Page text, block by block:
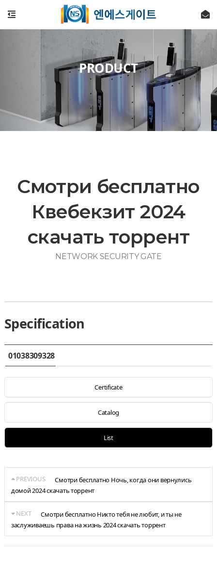
PRODUCT
Смотри бесплатно
Квебекзит 2024
скачать торрент
NETWORK SECURITY GATE
Specification
01038309328
Certificate
Catalog
List
PREVIOUS
Смотри бесплатно Ночь, когда они вернулись
домой 2024 скачать торрент
NEXT
Смотри бесплатно Никто тебя не любит, и ты не
заслуживаешь права на жизнь 2024 скачать торрент